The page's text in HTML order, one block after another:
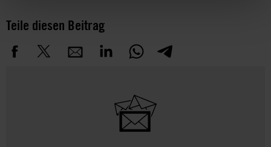
Teile diesen Beitrag